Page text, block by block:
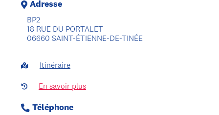
Adresse
BP2
18 RUE DU PORTALET
06660 SAINT-ÉTIENNE-DE-TINÉE
Itinéraire
En savoir plus
Téléphone